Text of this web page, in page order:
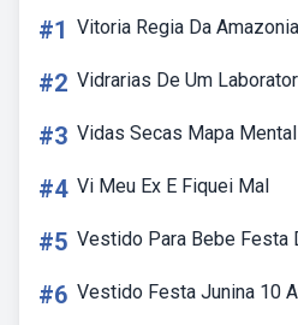
#1 Vitoria Regia Da Amazonia
#2 Vidrarias De Um
#3 Vidas Secas Mapa Mental
#4 Vi Meu Ex E Fiquei Mal
#5 Vestido Para Bebe Festa
#6 Vestido Festa Junina 10